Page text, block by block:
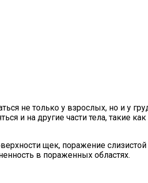
не только у взрослых, но и у
и на другие части тела, такие
щек, поражение слизистой
в пораженных областях.